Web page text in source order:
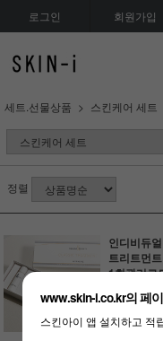
로그인 회원가입
세트.선물상품 스킨케어 세트
정렬
인디비듀
트리트먼
1회관리로
복구관리
그램
www.skin-i.co.kr의 페
스킨아이 앱 설치하고 적